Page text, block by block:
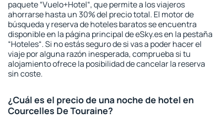
paquete “Vuelo+Hotel“, que permite a los viajeros
ahorrarse hasta un 30% del precio total. El motor de
búsqueda y reserva de hoteles baratos se encuentra
disponible en la página principal de eSky.es en la pestaña
“Hoteles“. Si no estás seguro de si vas a poder hacer el
viaje por alguna razón inesperada, comprueba si tu
alojamiento ofrece la posibilidad de cancelar la reserva
sin coste.
¿Cuál es el precio de una noche de hotel en
Courcelles De Touraine?